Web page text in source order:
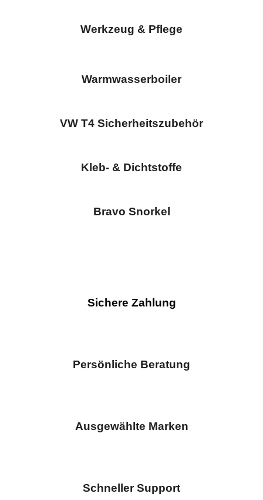
Werkzeug & Pflege
Warmwasserboiler
VW T4 Sicherheitszubehör
Kleb- & Dichtstoffe
Bravo Snorkel
Sichere Zahlung
Persönliche Beratung
Ausgewählte Marken
Schneller Support